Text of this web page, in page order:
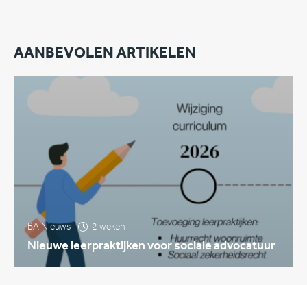
AANBEVOLEN ARTIKELEN
BA Nieuws 2 weken
Nieuwe leerpraktijken voor sociale advocatuur